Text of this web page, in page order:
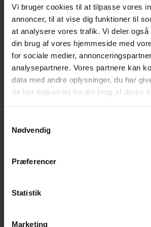
Vi bruger cookies til at tilpasse vores
annoncer, til at vise dig funktioner til
at analysere vores trafik. Vi deler også
din brug af vores hjemmeside med
for sociale medier,
analysepartnere. Vores partnere kan
data med andre oplysninger, du har
de har indsamlet fra din brug af deres
Nødvendig
Præferencer
Statistik
Marketing
Introduktionstur
IT
IT-regler, generelt
K